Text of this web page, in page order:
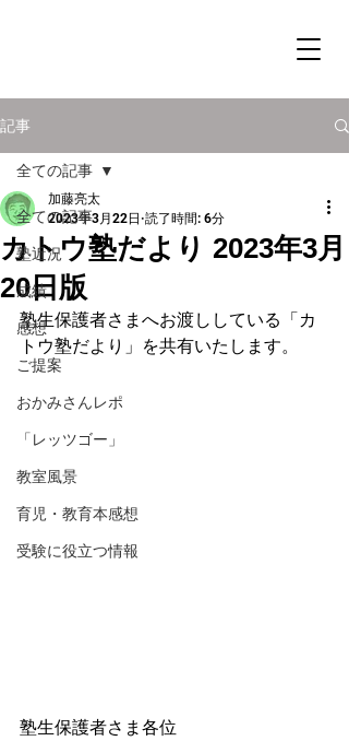
記事
全ての記事
塾近況
成績
感想
ご提案
おかみさんレポ
「レッツゴー」
教室風景
育児・教育本感想
受験に役立つ情報
全ての記事
カトウ塾だより 2023年3月
20日版
加藤亮太
2023年3月22日 読了時間: 6分
塾生保護者さまへお渡ししている「カ
トウ塾だより」を共有いたします。
塾生保護者さま各位